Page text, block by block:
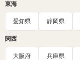
東海
愛知県 静岡県
関西
大阪府 兵庫県